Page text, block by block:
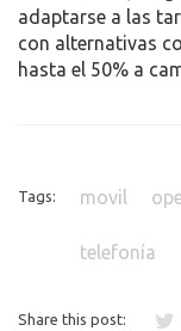
adaptarse a las
con alternativas
hasta el 50% a
Tags: movil
telefonía
Share this post: